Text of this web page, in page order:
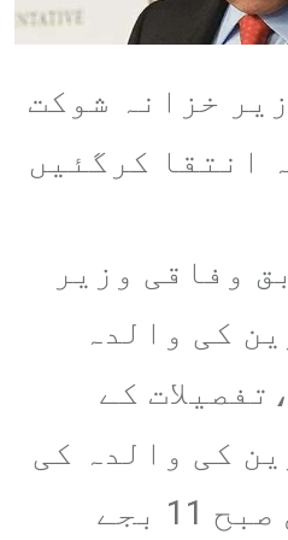
خزانہ شوکت
انتقا کرگئیں
وفاقی وزیر
کی والدہ
کے
کی والدہ کی
نماز جنازہ کل صبح 11 بجے